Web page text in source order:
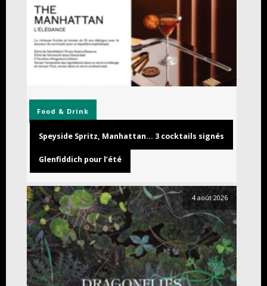
Food & Drink
Speyside Spritz, Manhattan… 3 cocktails signés
Glenfiddich pour l’été
4 août 2026